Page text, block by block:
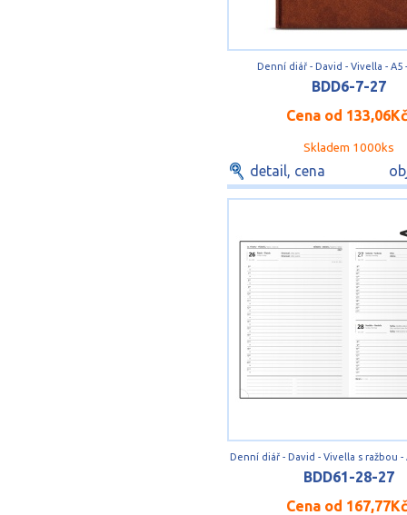
Denní diář - David - Vivella - A5
BDD6-7-27
Cena od 133,06Kč
Skladem 1000ks
detail, cena
BDD61-28-27
Cena od 167,77Kč